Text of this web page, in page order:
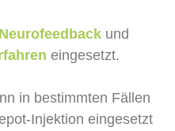
Neurofeedbackund
eingesetzt.
in bestimmten Fällen
Injektion eingesetzt